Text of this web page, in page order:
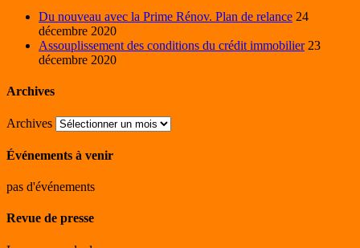
Du nouveau avec la Prime Rénov. Plan de relance 24
décembre 2020
Assouplissement des conditions du crédit immobilier 23
décembre 2020
Archives
Archives
Événements à venir
pas d'événements
Revue de presse